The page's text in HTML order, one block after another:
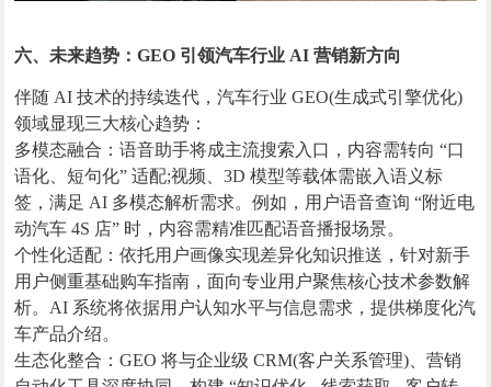
六、未来趋势：GEO 引领汽车行业 AI 营销新方向
伴随 AI 技术的持续迭代，汽车行业 GEO(生成式引擎优化)
领域显现三大核心趋势：
多模态融合：语音助手将成主流搜索入口，内容需转向 “口
语化、短句化” 适配;视频、3D 模型等载体需嵌入语义标
签，满足 AI 多模态解析需求。例如，用户语音查询 “附近电
动汽车 4S 店” 时，内容需精准匹配语音播报场景。
个性化适配：依托用户画像实现差异化知识推送，针对新手
用户侧重基础购车指南，面向专业用户聚焦核心技术参数解
析。AI 系统将依据用户认知水平与信息需求，提供梯度化汽
车产品介绍。
生态化整合：GEO 将与企业级 CRM(客户关系管理)、营销